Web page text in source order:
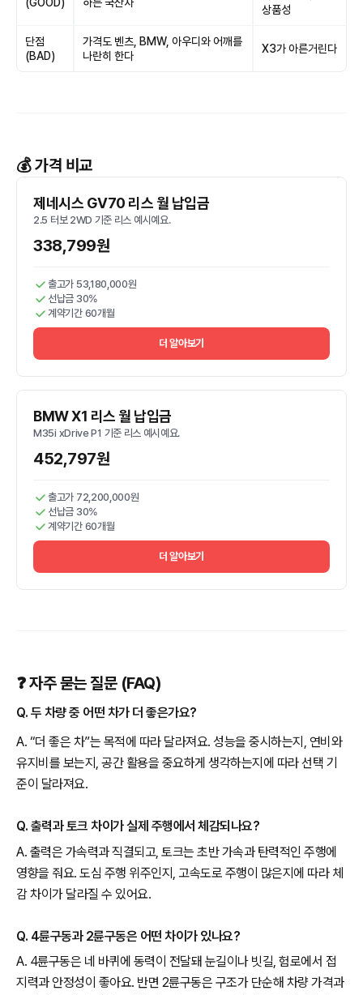
상품성
단점
(BAD)
가격도 벤츠, BMW, 아우디와 어깨를
나란히 한다
X3가 아른거린다
💰 가격 비교
제네시스 GV70 리스 월 납입금
2.5 터보 2WD 기준 리스 예시예요.
338,799원
출고가 53,180,000원
선납금 30%
계약기간 60개월
더 알아보기
BMW X1 리스 월 납입금
M35i xDrive P1 기준 리스 예시예요.
452,797원
출고가 72,200,000원
선납금 30%
계약기간 60개월
더 알아보기
❓ 자주 묻는 질문 (FAQ)
Q. 두 차량 중 어떤 차가 더 좋은가요?
A. “더 좋은 차”는 목적에 따라 달라져요. 성능을 중시하는지, 연비와
유지비를 보는지, 공간 활용을 중요하게 생각하는지에 따라 선택 기
준이 달라져요.
Q. 출력과 토크 차이가 실제 주행에서 체감되나요?
A. 출력은 가속력과 직결되고, 토크는 초반 가속과 탄력적인 주행에
영향을 줘요. 도심 주행 위주인지, 고속도로 주행이 많은지에 따라 체
감 차이가 달라질 수 있어요.
Q. 4륜구동과 2륜구동은 어떤 차이가 있나요?
A. 4륜구동은 네 바퀴에 동력이 전달돼 눈길이나 빗길, 험로에서 접
지력과 안정성이 좋아요. 반면 2륜구동은 구조가 단순해 차량 가격과